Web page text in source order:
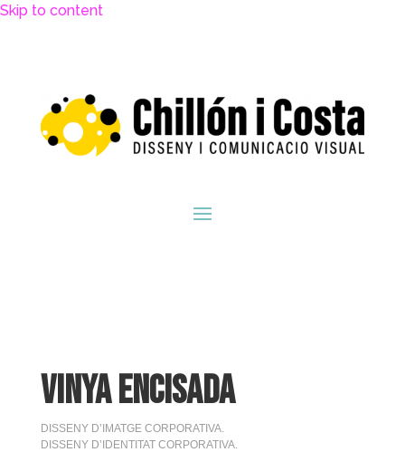
Skip to content
Vinya Encisada
DISSENY D’IMATGE CORPORATIVA.
DISSENY D’IDENTITAT CORPORATIVA.